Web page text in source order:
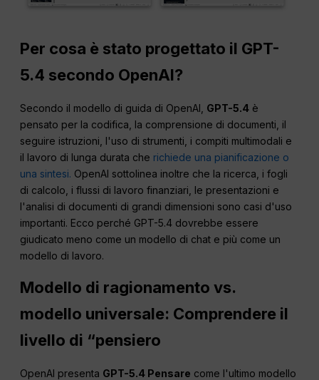
Per cosa è stato progettato il GPT-
5.4 secondo OpenAI?
Secondo il modello di guida di OpenAI, GPT-5.4 è
pensato per la codifica, la comprensione di documenti, il
seguire istruzioni, l'uso di strumenti, i compiti multimodali e
il lavoro di lunga durata che richiede una pianificazione o
una sintesi. OpenAI sottolinea inoltre che la ricerca, i fogli
di calcolo, i flussi di lavoro finanziari, le presentazioni e
l'analisi di documenti di grandi dimensioni sono casi d'uso
importanti. Ecco perché GPT-5.4 dovrebbe essere
giudicato meno come un modello di chat e più come un
modello di lavoro.
Modello di ragionamento vs.
modello universale: Comprendere il
livello di “pensiero
OpenAI presenta GPT-5.4 Pensare come l'ultimo modello